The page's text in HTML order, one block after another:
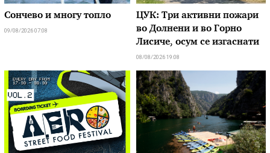
Сончево и многу топло
09/08/2026 07:08
ЦУК: Три активни пожари
во Долнени и во Горно
Лисиче, осум се изгаснати
08/08/2026 19:08